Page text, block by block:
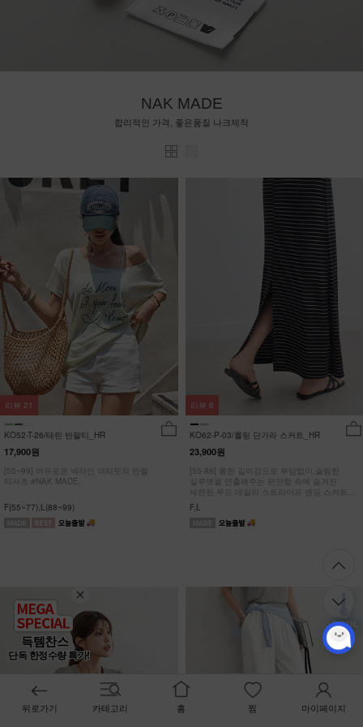
득템찬스
단독 한정수량 특가!
NAK MADE
합리적인 가격, 좋은품질 나크제작
KO52-T-26/테린 반팔티_HR
17,900원
[55~99] 여유로운 넥라인 여리핏의 반팔
티셔츠 #NAK MADE.
F(55~77),L(88~99)
리뷰 21
KO62-P-03/롤링 단가라 스커트_HR
23,900원
[55-88] 롱한 길이감으로 부담없이,슬림한
실루엣을 연출해주는 편안함 속에 숨겨진
세련된 무드 데일리 스트라이프 밴딩 스커트
#NAK MADE.
F,L
리뷰 6
뒤로가기 카테고리 홈 찜 마이페이지